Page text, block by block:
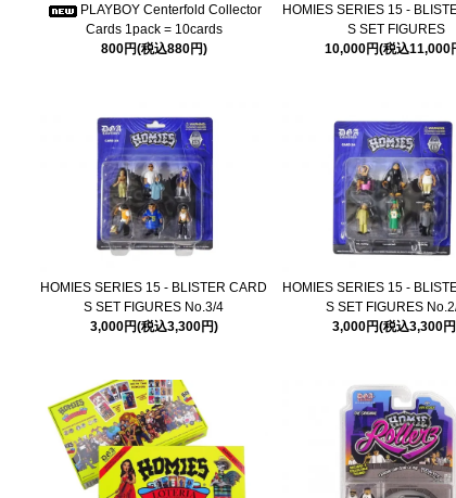
PLAYBOY Centerfold Collector
Cards 1pack = 10cards
800円(税込880円)
HOMIES SERIES 15 -
S SET FIGURES
10,000円(税込11,000
HOMIES SERIES 15 - BLISTER CARD
S SET FIGURES No.3/4
3,000円(税込3,300円)
HOMIES SERIES 15 -
S SET FIGURES
3,000円(税込3,300